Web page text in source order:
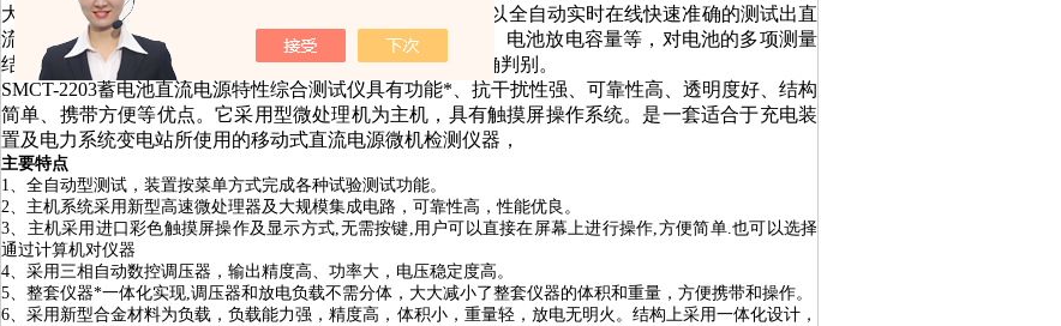
大的特点是体积小、重量轻，
可以全自动实时在线快速准确的测试出直
流电源系统的稳压精度、稳流精度、纹波系数、效率特性、电池放电容量等，对电池的多项测量
结果和曲线显示
生成报表， 同时进行综合计算分析，准确判别。
SMCT-2203蓄电池直流电源特性综合测试仪具有功能*、抗干扰性强、可靠性高、透明度好、结构
简单、携带方便等优点。它采用型微处理机为主机， 具有触摸屏操作系统。是一套适合于充电装
置及 电力系统变电站所使用的移动式直流电源微机检测仪器 ，
主要特点
1、全自动型测试，装置按菜单方式完成各种试验测试功能。
2、主机系统采用新型高速微处理器及大规模集成电路，可靠性高，性能优良。
3、 主机采用进口彩色触摸屏操作及显示方式,无需按键,用户可以直接在屏幕上进行操作,方便简单.也可以选择
通过计算机对仪器
4、采用三相自动数控调压器，输出精度高、功率大，电压稳定度高。
5、 整套仪器*一体化实现,调压器和放电负载不需分体，大大减小了整套仪器的体积和重量，方便携带和操作。
6、采用新型合金材料为负载，负载能力强，精度高，体积小，重量轻，放电无明火。结构上采用一体化设计，